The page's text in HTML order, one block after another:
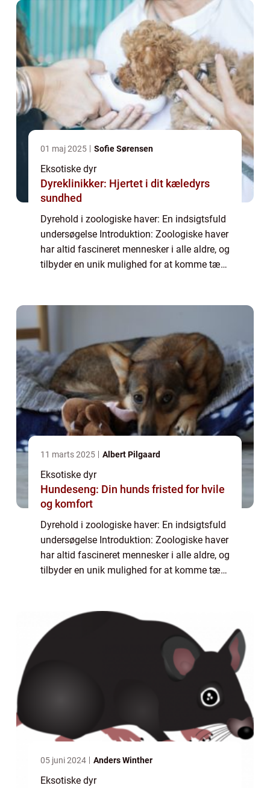
01 maj 2025 Sofie Sørensen
Eksotiske dyr
Dyreklinikker: Hjertet i dit kæledyrs
sundhed
Dyrehold i zoologiske haver: En indsigtsfuld
undersøgelse Introduktion: Zoologiske haver
har altid fascineret mennesker i alle aldre, og
tilbyder en unik mulighed for at komme tæt
11 marts 2025 Albert Pilgaard
Eksotiske dyr
Hundeseng: Din hunds fristed for hvile
og komfort
Dyrehold i zoologiske haver: En indsigtsfuld
undersøgelse Introduktion: Zoologiske haver
har altid fascineret mennesker i alle aldre, og
tilbyder en unik mulighed for at komme tæt
05 juni 2024 Anders Winther
Eksotiske dyr